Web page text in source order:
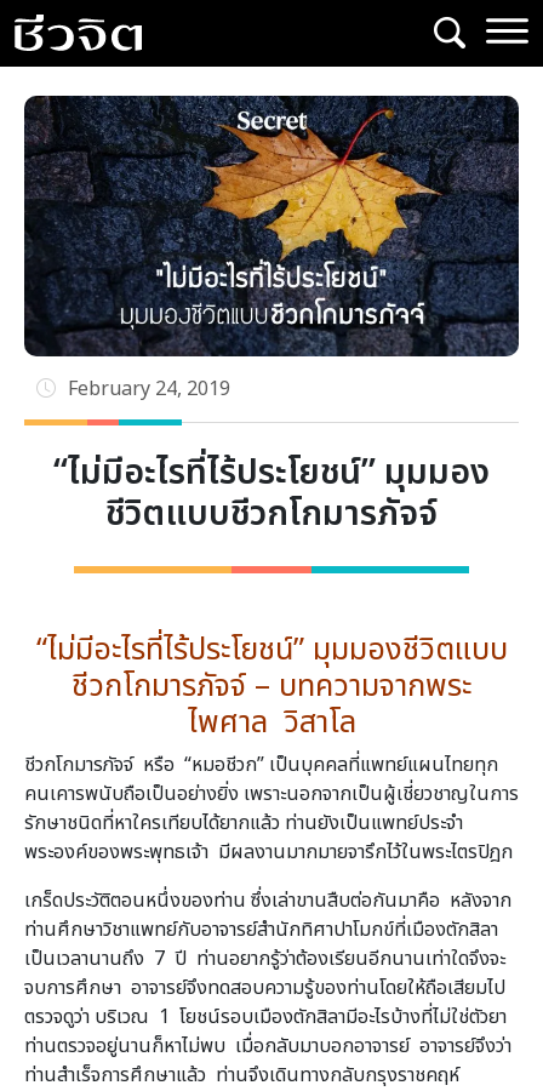
Skip
to
content
February 24, 2019
“ไม่มีอะไรที่ไร้ประโยชน์” มุมมอง
ชีวิตแบบชีวกโกมารภัจจ์
“ไม่มีอะไรที่ไร้ประโยชน์” มุมมองชีวิตแบบ
ชีวกโกมารภัจจ์ – บทความจากพระ
ไพศาล วิสาโล
ชีวกโกมารภัจจ์ หรือ “หมอชีวก” เป็นบุคคลที่แพทย์แผนไทยทุก
คนเคารพนับถือเป็นอย่างยิ่ง เพราะนอกจากเป็นผู้เชี่ยวชาญในการ
รักษาชนิดที่หาใครเทียบได้ยากแล้ว ท่านยังเป็นแพทย์ประจำ
พระองค์ของพระพุทธเจ้า มีผลงานมากมายจารึกไว้ในพระไตรปิฎก
เกร็ดประวัติตอนหนึ่งของท่าน ซึ่งเล่าขานสืบต่อกันมาคือ หลังจาก
ท่านศึกษาวิชาแพทย์กับอาจารย์สำนักทิศาปาโมกข์ที่เมืองตักสิลา
เป็นเวลานานถึง 7 ปี ท่านอยากรู้ว่าต้องเรียนอีกนานเท่าใดจึงจะ
จบการศึกษา อาจารย์จึงทดสอบความรู้ของท่านโดยให้ถือเสียมไป
ตรวจดูว่า บริเวณ 1 โยชน์รอบเมืองตักสิลามีอะไรบ้างที่ไม่ใช่ตัวยา
ท่านตรวจอยู่นานก็หาไม่พบ เมื่อกลับมาบอกอาจารย์ อาจารย์จึงว่า
ท่านสำเร็จการศึกษาแล้ว ท่านจึงเดินทางกลับกรุงราชคฤห์